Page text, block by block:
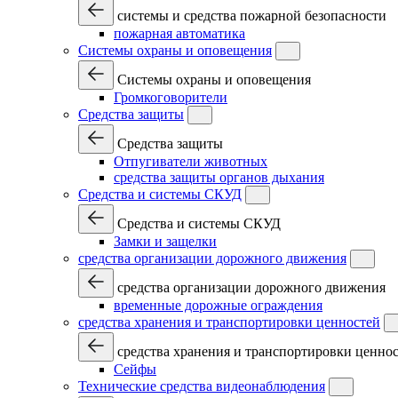
системы и средства пожарной безопасности
пожарная автоматика
Системы охраны и оповещения
Системы охраны и оповещения
Громкоговорители
Средства защиты
Средства защиты
Отпугиватели животных
средства защиты органов дыхания
Средства и системы СКУД
Средства и системы СКУД
Замки и защелки
средства организации дорожного движения
средства организации дорожного движения
временные дорожные ограждения
средства хранения и транспортировки ценностей
средства хранения и транспортировки
Сейфы
Технические средства видеонаблюдения